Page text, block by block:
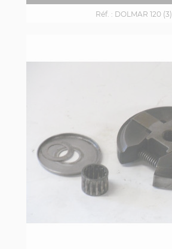
Réf. : DOLMAR 120 (3)